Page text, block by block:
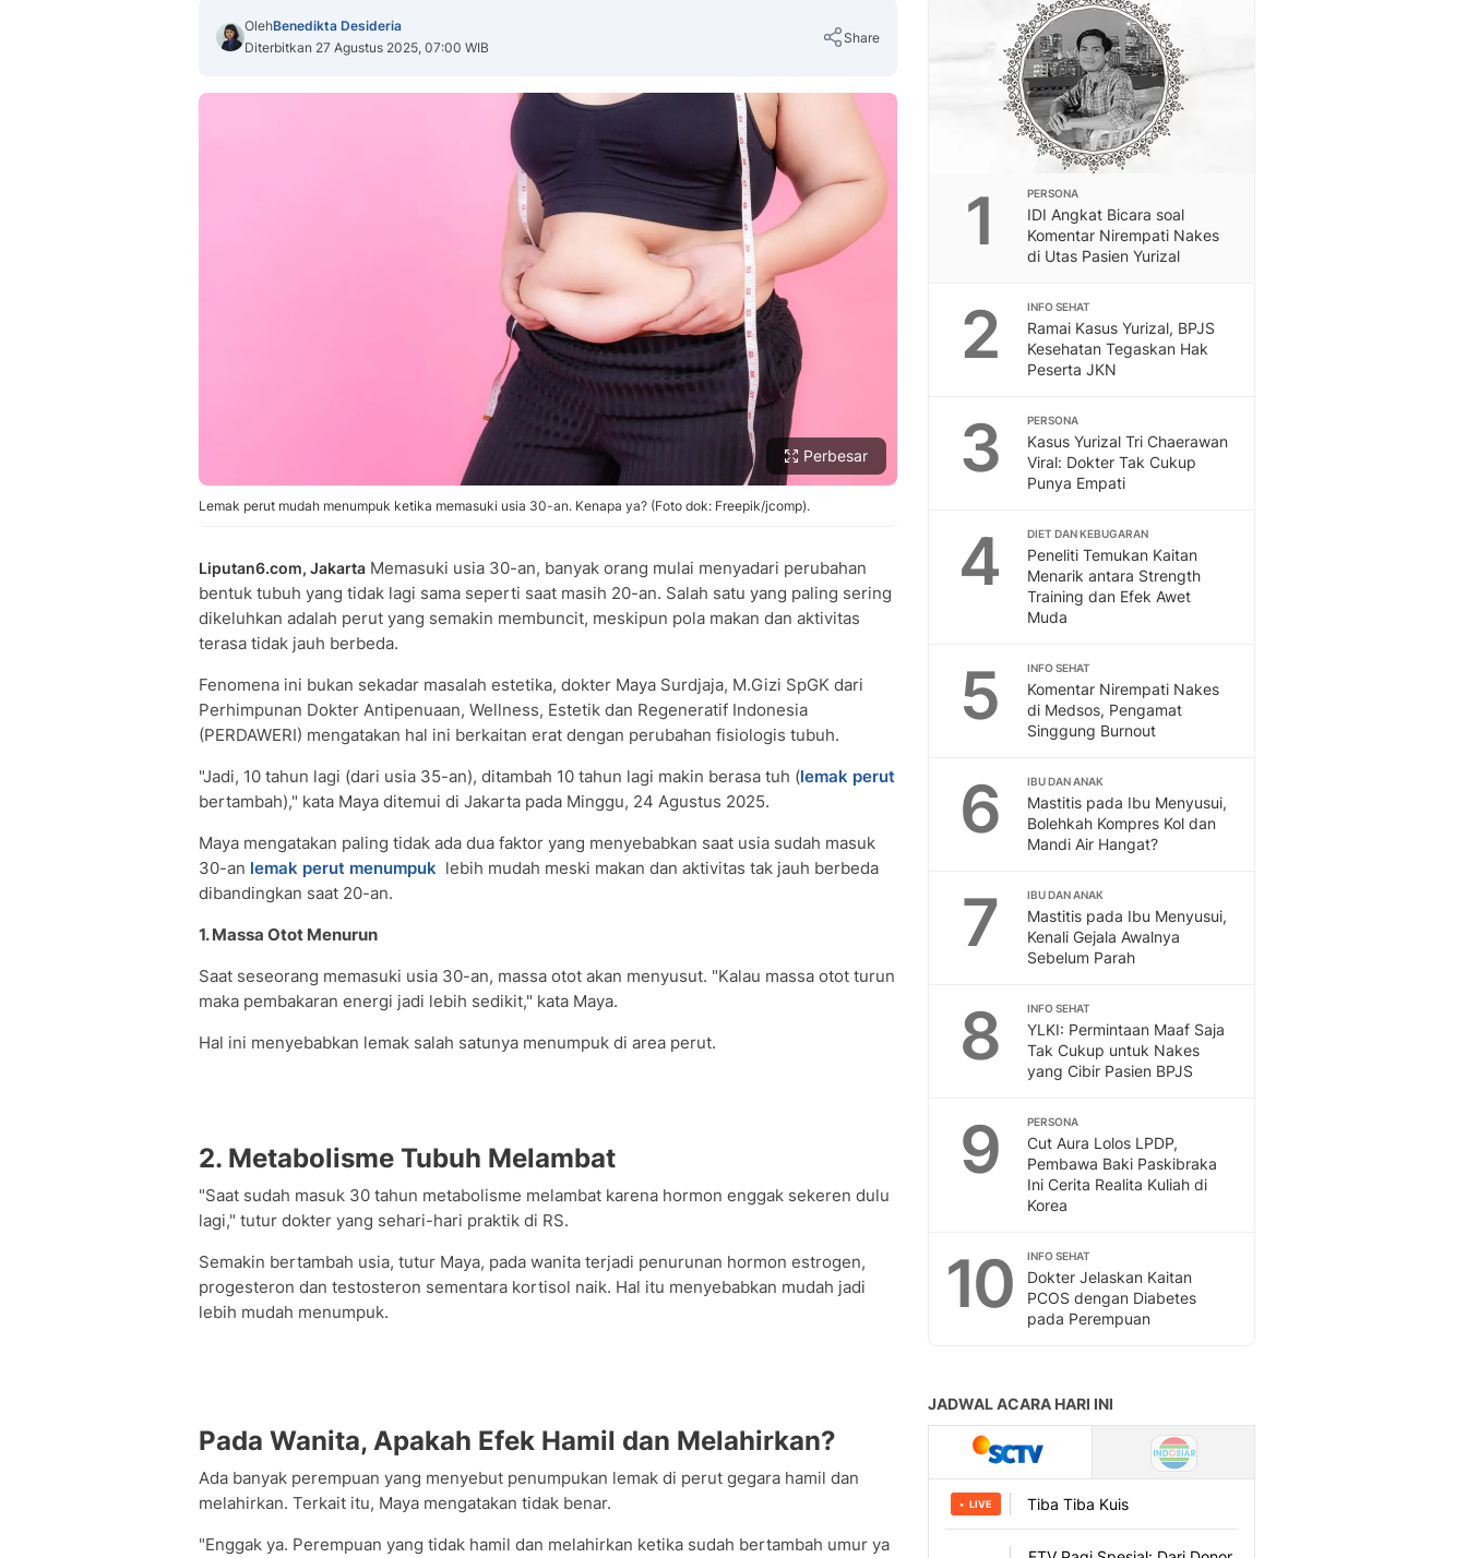
OlehBenedikta Desideria
Diterbitkan 27 Agustus 2025, 07:00 WIB
Share
Copy Link
Perbesar
Lemak perut mudah menumpuk ketika memasuki usia 30-an. Kenapa ya? (Foto dok: Freepik/jcomp).
Liputan6.com, Jakarta Memasuki usia 30-an, banyak orang mulai menyadari perubahan
bentuk tubuh yang tidak lagi sama seperti saat masih 20-an. Salah satu yang paling sering
dikeluhkan adalah perut yang semakin membuncit, meskipun pola makan dan aktivitas
terasa tidak jauh berbeda.
Fenomena ini bukan sekadar masalah estetika, dokter Maya Surdjaja, M.Gizi SpGK dari
Perhimpunan Dokter Antipenuaan, Wellness, Estetik dan Regeneratif Indonesia
(PERDAWERI) mengatakan hal ini berkaitan erat dengan perubahan fisiologis tubuh.
"Jadi, 10 tahun lagi (dari usia 35-an), ditambah 10 tahun lagi makin berasa tuh (lemak perut
bertambah)," kata Maya ditemui di Jakarta pada Minggu, 24 Agustus 2025.
Maya mengatakan paling tidak ada dua faktor yang menyebabkan saat usia sudah masuk
30-an lemak perut menumpuk lebih mudah meski makan dan aktivitas tak jauh berbeda
dibandingkan saat 20-an.
1. Massa Otot Menurun
Saat seseorang memasuki usia 30-an, massa otot akan menyusut. "Kalau massa otot turun
maka pembakaran energi jadi lebih sedikit," kata Maya.
Hal ini menyebabkan lemak salah satunya menumpuk di area perut.
2. Metabolisme Tubuh Melambat
"Saat sudah masuk 30 tahun metabolisme melambat karena hormon enggak sekeren dulu
lagi," tutur dokter yang sehari-hari praktik di RS.
Semakin bertambah usia, tutur Maya, pada wanita terjadi penurunan hormon estrogen,
progesteron dan testosteron sementara kortisol naik. Hal itu menyebabkan mudah jadi
lebih mudah menumpuk.
Pada Wanita, Apakah Efek Hamil dan Melahirkan?
Ada banyak perempuan yang menyebut penumpukan lemak di perut gegara hamil dan
melahirkan. Terkait itu, Maya mengatakan tidak benar.
"Enggak ya. Perempuan yang tidak hamil dan melahirkan ketika sudah bertambah umur ya
1 PERSONA
IDI Angkat Bicara soal
Komentar Nirempati Nakes
di Utas Pasien Yurizal
2 INFO SEHAT
Ramai Kasus Yurizal, BPJS
Kesehatan Tegaskan Hak
Peserta JKN
3 PERSONA
Kasus Yurizal Tri Chaerawan
Viral: Dokter Tak Cukup
Punya Empati
4 DIET DAN KEBUGARAN
Peneliti Temukan Kaitan
Menarik antara Strength
Training dan Efek Awet
Muda
5 INFO SEHAT
Komentar Nirempati Nakes
di Medsos, Pengamat
Singgung Burnout
6 IBU DAN ANAK
Mastitis pada Ibu Menyusui,
Bolehkah Kompres Kol dan
Mandi Air Hangat?
7 IBU DAN ANAK
Mastitis pada Ibu Menyusui,
Kenali Gejala Awalnya
Sebelum Parah
8 INFO SEHAT
YLKI: Permintaan Maaf Saja
Tak Cukup untuk Nakes
yang Cibir Pasien BPJS
9 PERSONA
Cut Aura Lolos LPDP,
Pembawa Baki Paskibraka
Ini Cerita Realita Kuliah di
Korea
10 INFO SEHAT
Dokter Jelaskan Kaitan
PCOS dengan Diabetes
pada Perempuan